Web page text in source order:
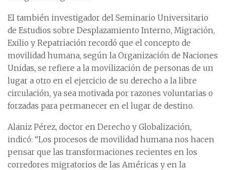
El también investigador del Seminario Universitario
de Estudios sobre Desplazamiento Interno, Migración,
Exilio y Repatriación recordó que el concepto de
movilidad humana, según la Organización de Naciones
Unidas, se refiere a la movilización de personas de un
lugar a otro en el ejercicio de su derecho a la libre
circulación, ya sea motivada por razones voluntarias o
forzadas para permanecer en el lugar de destino.
Alaniz Pérez, doctor en Derecho y Globalización,
indicó: “Los procesos de movilidad humana nos hacen
pensar que las transformaciones recientes en los
corredores migratorios de las Américas y en la